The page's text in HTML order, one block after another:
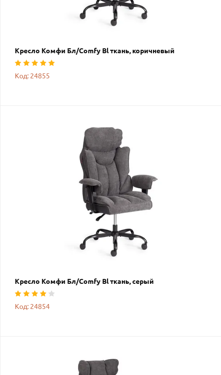
Кресло Комфи Бл/Comfy Bl ткань, коричневый
Код: 24855
Кресло Комфи Бл/Comfy Bl ткань, серый
Код: 24854